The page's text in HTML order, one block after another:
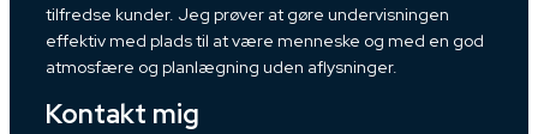
tilfredse kunder. Jeg prøver at gøre undervisningen
effektiv med plads til at være menneske og med en god
atmosfære og planlægning uden aflysninger.
Kontakt mig